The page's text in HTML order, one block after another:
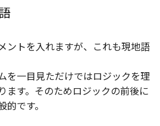
ントを入れますが、これも現地語
を一目見ただけではロジックを理
ます。そのためロジックの前後に
です。